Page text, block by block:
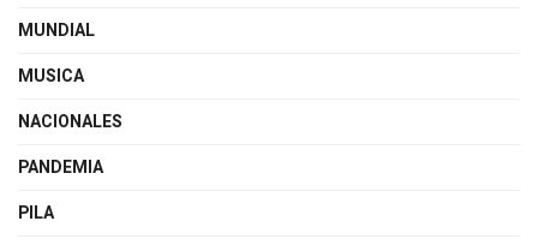
MUNDIAL
MUSICA
NACIONALES
PANDEMIA
PILA